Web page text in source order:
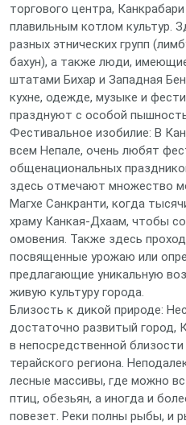
торгового центра,
плавильным котлом культур.
разных этнических групп
бахун), а также люди,
штатами Бихар и Западная
кухне, одежде, музыке и
празднуют с особой
Фестивальное изобилие: В
всем Непале, очень любят
общенациональных
здесь отмечают множество
Магхе Санкранти, когда
храму Канкая-Дхаам, чтобы
омовения. Также здесь
посвященные урожаю или
предлагающие уникальную
живую культуру города.
Близость к дикой природе:
достаточно развитый город,
в непосредственной
терайского региона.
лесные массивы, где можно
птиц, обезьян, а иногда и
повезет. Реки полны рыбы, и